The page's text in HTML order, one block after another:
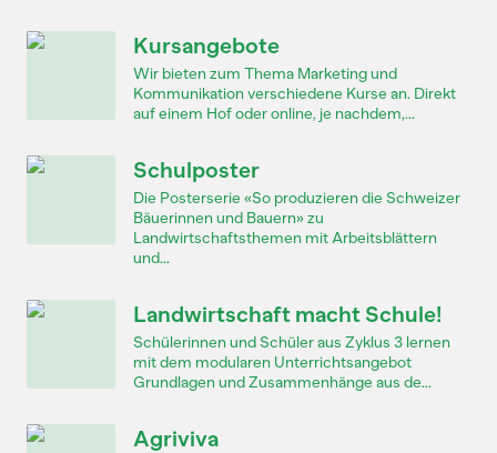
Kursangebote
Wir bieten zum Thema Marketing und
Kommunikation verschiedene Kurse an. Direkt
auf einem Hof oder online, je nachdem,...
Schulposter
Die Posterserie «So produzieren die Schweizer
Bäuerinnen und Bauern» zu
Landwirtschaftsthemen mit Arbeitsblättern
und...
Landwirtschaft macht Schule!
Schülerinnen und Schüler aus Zyklus 3 lernen
mit dem modularen Unterrichtsangebot
Grundlagen und Zusammenhänge aus de...
Agriviva